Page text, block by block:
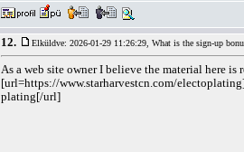
12. Elküldve: 2026-01-29 11:26:29, What is the sign-up
As a web site owner I believe the material here
[url=https://www.starharvestcn.com/
plating[/url]